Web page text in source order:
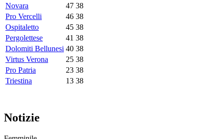
Novara
47 38
Pro Vercelli
46 38
Ospitaletto
45 38
Pergolettese
41 38
Dolomiti Bellunesi 40 38
Virtus Verona
25 38
Pro Patria
23 38
Triestina
13 38
Notizie